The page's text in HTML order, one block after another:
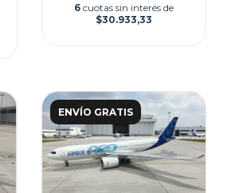
6 cuotas sin interés de
$30.933,33
ENVÍO GRATIS